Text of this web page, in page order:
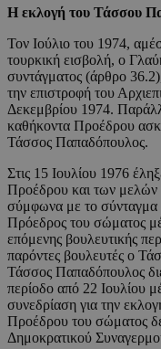
Η εκλογή του Τάσσου
Τον Ιούλιο του 1974,
τουρκική εισβολή, ο
συντάγματος (άρθρο
την επιστροφή του
Δεκεμβρίου 1974.
καθήκοντα Προέδρου
Τάσσος Παπαδόπουλος.
Στις 15 Ιουλίου 1976
Προέδρου και των μελών
σύμφωνα με το σύνταγμα
Πρόεδρος του σώματος
επόμενης βουλευτικής
παρόντες βουλευτές ο
Τάσσος Παπαδόπουλος
περίοδο από 22 Ιουλίου
συνεδρίαση για την
Προέδρου του σώματος
Δημοκρατικού